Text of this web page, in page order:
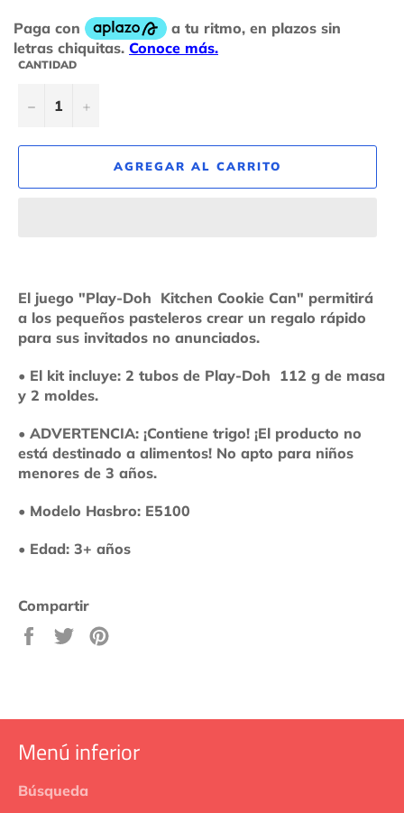
CANTIDAD
− +
AGREGAR AL CARRITO
El juego "Play-Doh Kitchen Cookie Can" permitirá
a los pequeños pasteleros crear un regalo rápido
para sus invitados no anunciados.
• El kit incluye: 2 tubos de Play-Doh 112 g de masa
y 2 moldes.
• ADVERTENCIA: ¡Contiene trigo! ¡El producto no
está destinado a alimentos! No apto para niños
menores de 3 años.
• Modelo Hasbro: E5100
• Edad: 3+ años
Compartir
Compartir
Tuitear
Menú inferior
Búsqueda